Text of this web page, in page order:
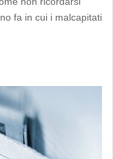
fa in cui i malcapitati